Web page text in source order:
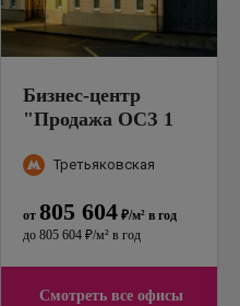
Бизнес-центр
"Продажа ОСЗ 1
Ордынка"
Третьяковская
от 805 604 ₽/м² в год
до 805 604 ₽/м² в год
Смотреть все офисы